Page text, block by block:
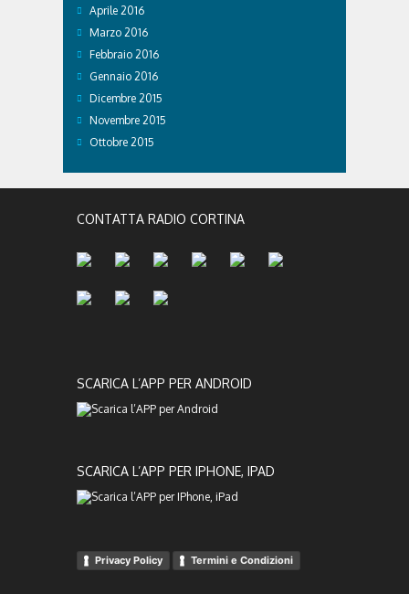
Aprile 2016
Marzo 2016
Febbraio 2016
Gennaio 2016
Dicembre 2015
Novembre 2015
Ottobre 2015
CONTATTA RADIO CORTINA
SCARICA L’APP PER ANDROID
SCARICA L’APP PER IPHONE, IPAD
Privacy Policy Termini e Condizioni